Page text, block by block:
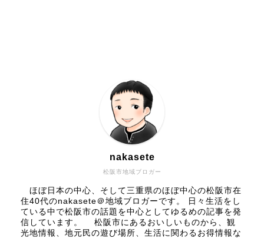
松阪市地域ブロガー
nakasete
ほぼ日本の中心、そして三重県のほぼ中心の松阪市在
住40代のnakasete＠地域ブロガーです。 日々生活をし
ている中で松阪市の話題を中心としてゆるめの記事を発
信しています。 松阪市にあるおいしいものから、観
光地情報、地元民の遊び場所、生活に関わるお得情報な